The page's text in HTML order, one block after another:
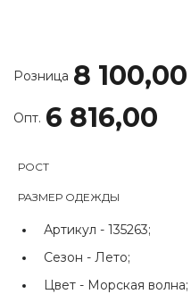
Розница 8 100,00
Опт. 6 816,00
РОСТ
РАЗМЕР ОДЕЖДЫ
Артикул - 135263;
Сезон - Лето;
Цвет - Морская волна;